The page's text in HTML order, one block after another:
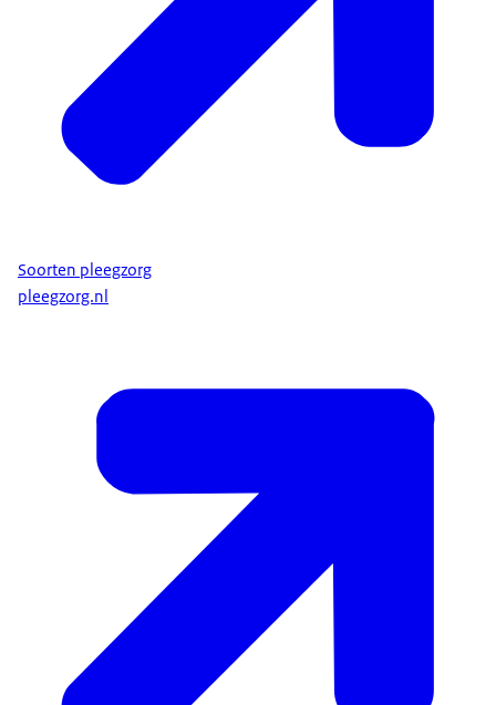
Soorten pleegzorg
pleegzorg.nl